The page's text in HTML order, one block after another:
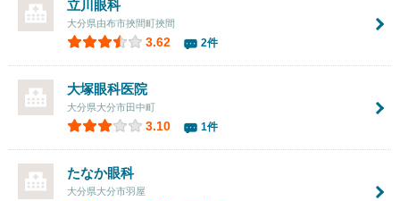
立川眼科
大分県由布市挾間町挾間
3.62 2件
大塚眼科医院
大分県大分市田中町
3.10 1件
たなか眼科
大分県大分市羽屋